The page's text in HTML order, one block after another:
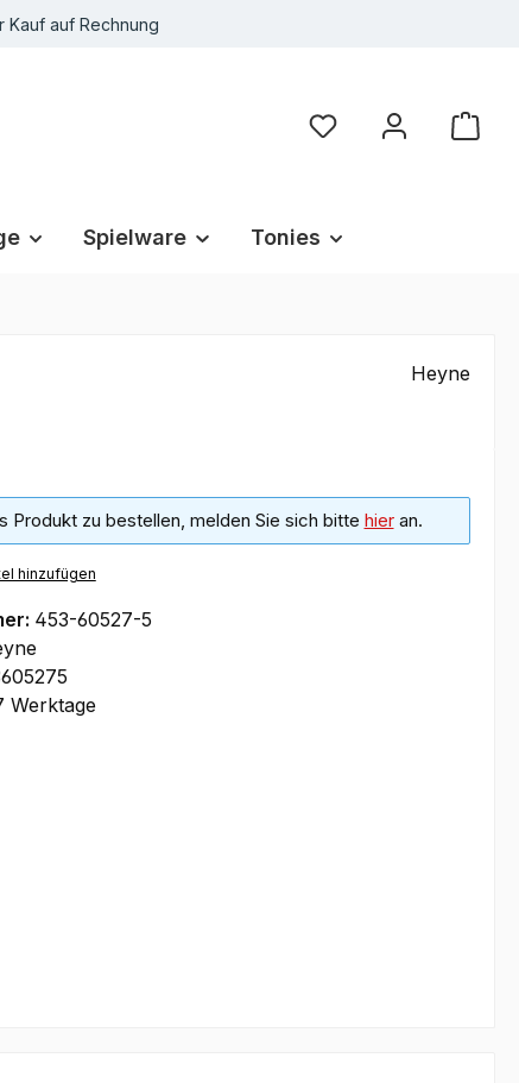
Kauf auf Rechnung
Du hast 0 Produkte
Spielware Tonies
Heyne
Produkt zu bestellen, melden Sie sich bitte hieran.
hinzufügen
453-60527-5
Werktage